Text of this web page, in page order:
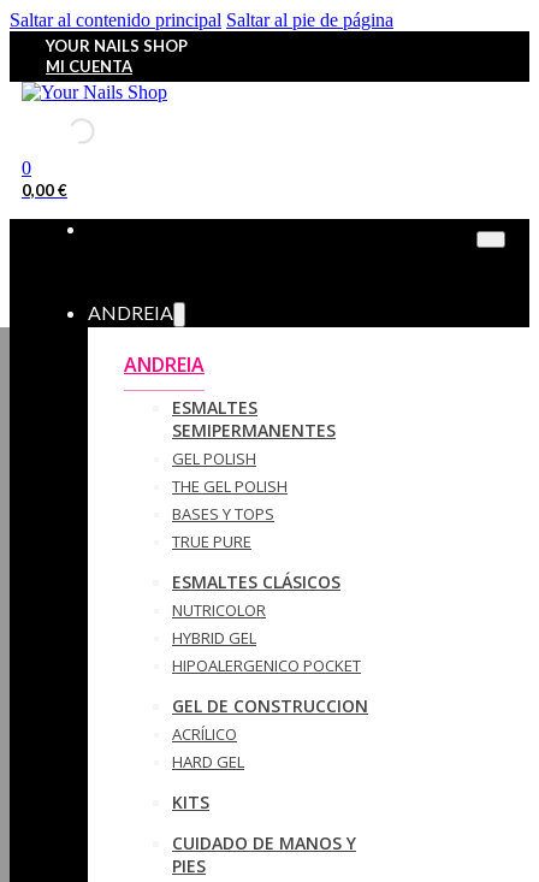
Saltar al contenido principal Saltar al pie de página
YOUR NAILS SHOP
MI CUENTA
0
0,00€
ANDREIA
ANDREIA
ESMALTES
SEMIPERMANENTES
GEL POLISH
THE GEL POLISH
BASES Y‎ TOPS
TRUE PURE
ESMALTES CLÁSICOS
NUTRICOLOR
HYBRID GEL
HIPOALERGENICO POCKET
GEL DE CONSTRUCCION
ACRÍLICO
HARD GEL
KITS
CUIDADO DE MANOS Y
PIES